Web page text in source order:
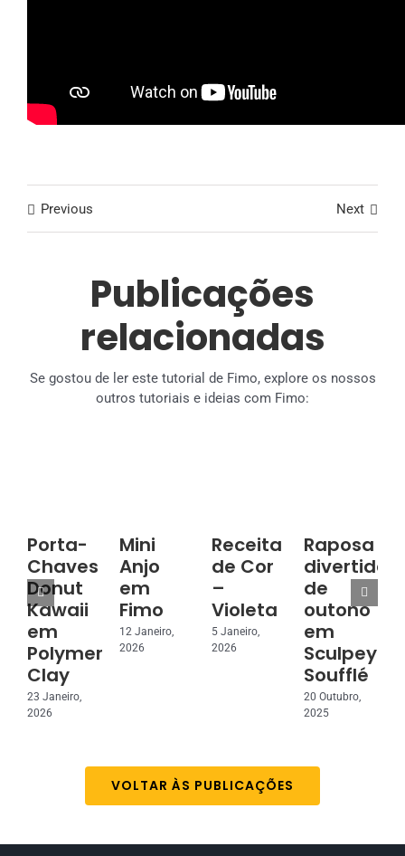
Previous Next
Publicações
relacionadas
Se gostou de ler este tutorial de Fimo, explore os nossos
outros tutoriais e ideias com Fimo:
Porta-
Chaves
Donut
Kawaii
em
Polymer
Clay
23 Janeiro,
2026
Mini
Anjo
em
Fimo
12 Janeiro,
2026
Receita
de Cor
–
Violeta
5 Janeiro,
2026
Raposa
divertida
de
outono
em
Sculpey
Soufflé
20 Outubro,
2025
VOLTAR ÀS PUBLICAÇÕES